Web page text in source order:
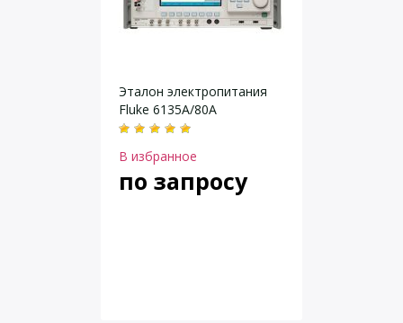
Эталон электропитания
Fluke 6135A/80A
В избранное
по запросу